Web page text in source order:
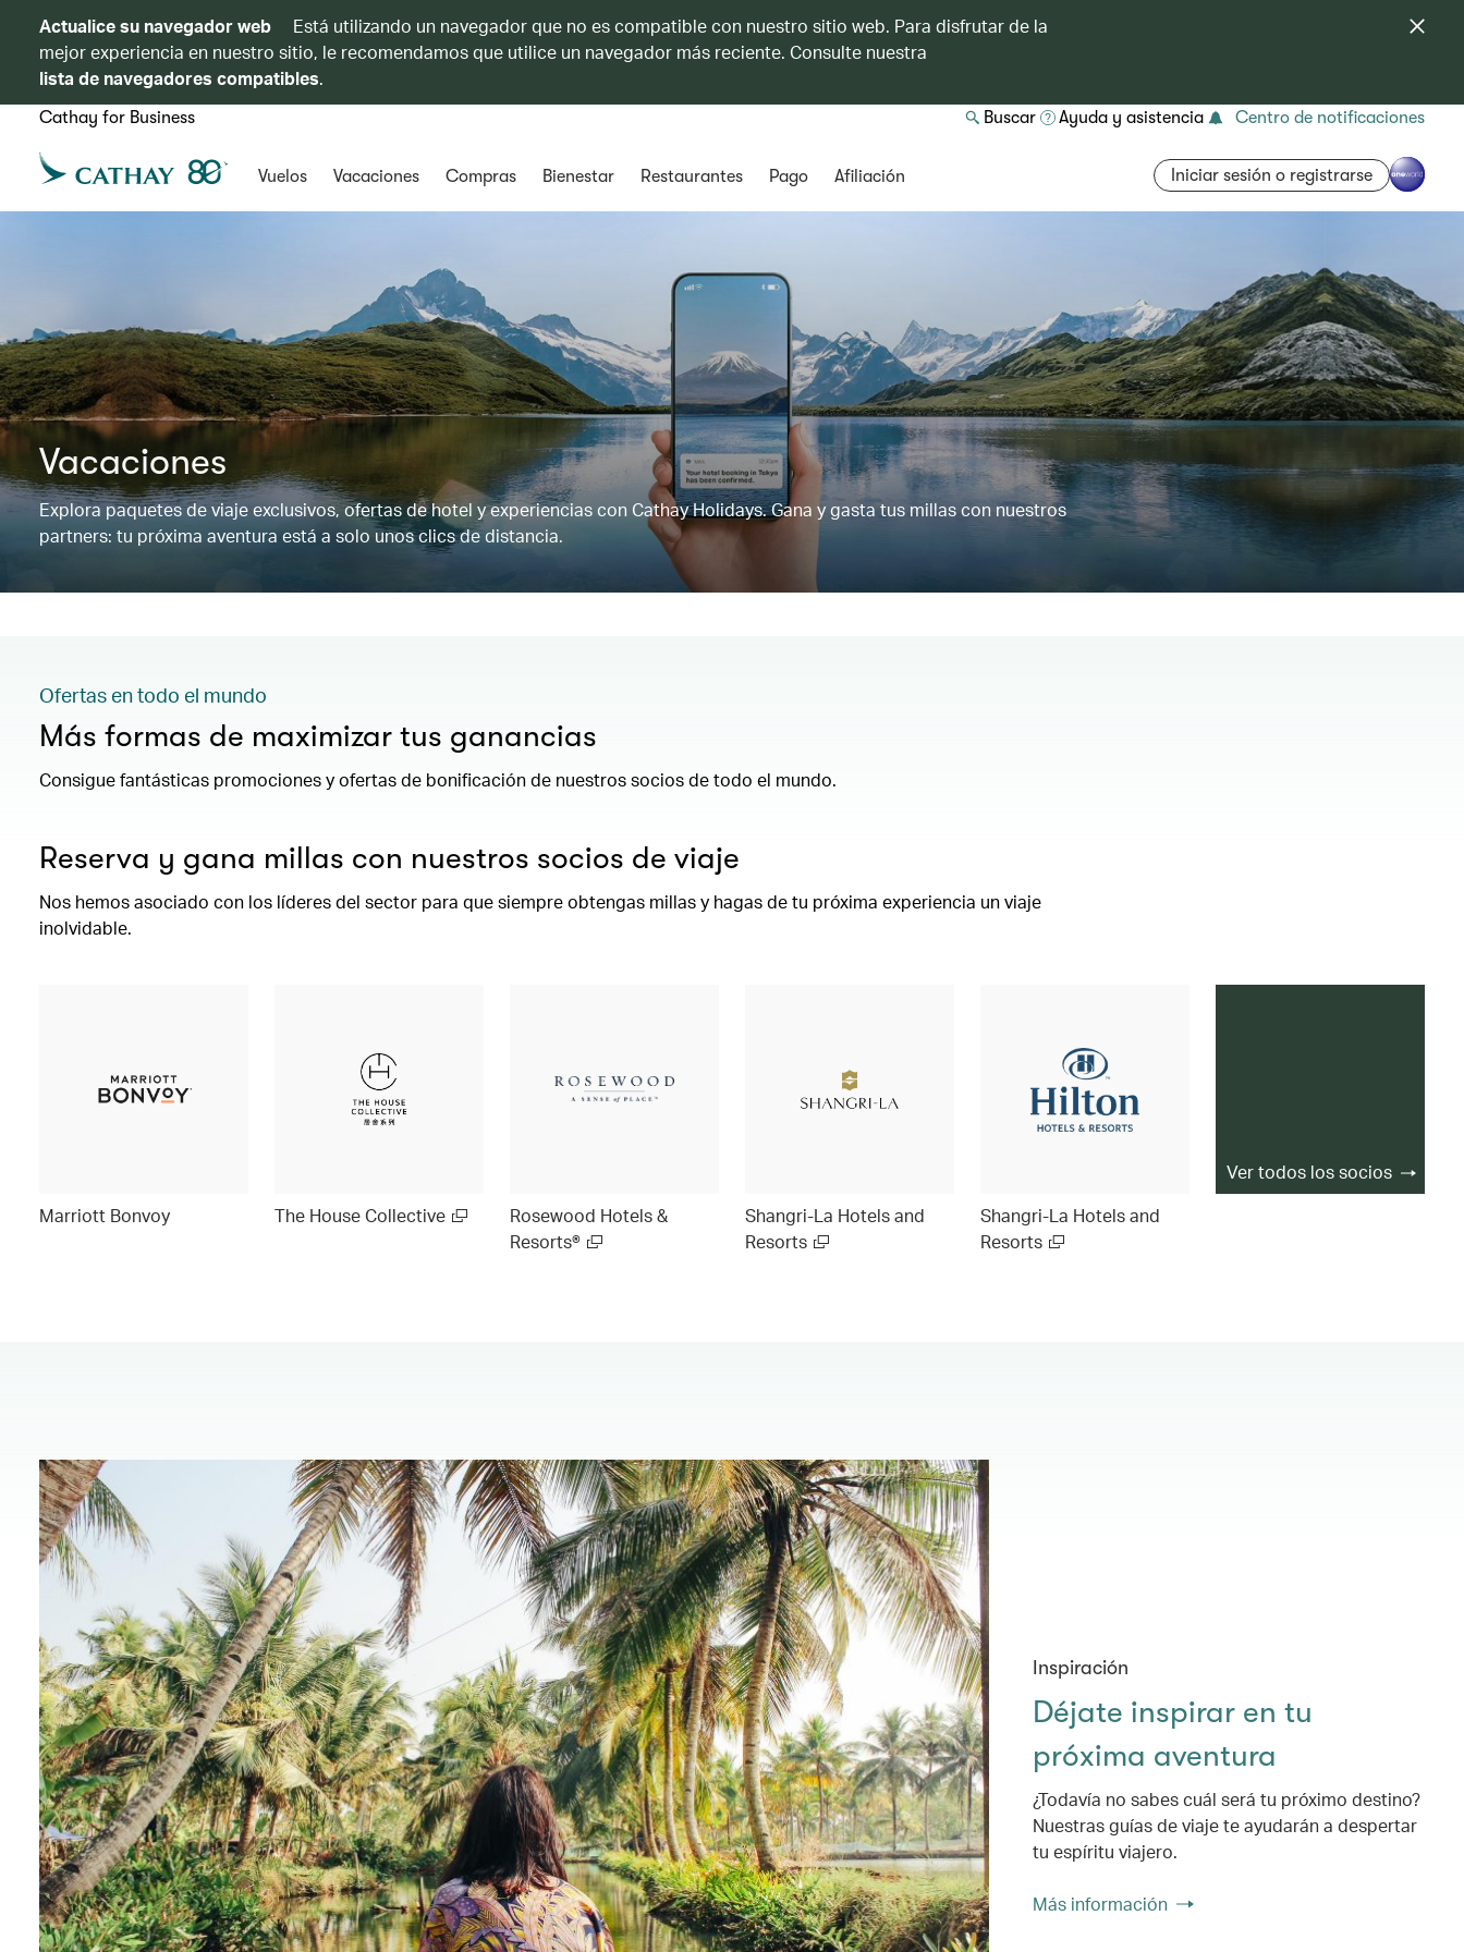
Actualice su navegador web
Está utilizando un navegador que no es compatible con nuestro sitio web. Para disfrutar de la
mejor experiencia en nuestro sitio, le recomendamos que utilice un navegador más reciente. Consulte nuestra
lista de navegadores compatibles.
Cathay for Business Buscar Ayuda y asistencia Centro de notificaciones
Vuelos Vacaciones Compras Bienestar Restaurantes Pago Afiliación Iniciar sesión o registrarse
Vacaciones
Explora paquetes de viaje exclusivos, ofertas de hotel y experiencias con Cathay Holidays. Gana y gasta tus millas con nuestros
partners: tu próxima aventura está a solo unos clics de distancia.
Ofertas en todo el mundo
Más formas de maximizar tus ganancias
Consigue fantásticas promociones y ofertas de bonificación de nuestros socios de todo el mundo.
Reserva y gana millas con nuestros socios de viaje
Nos hemos asociado con los líderes del sector para que siempre obtengas millas y hagas de tu próxima experiencia un viaje
inolvidable.
Marriott Bonvoy The House Collective
Rosewood Hotels &
Resorts®
Shangri-La Hotels and
Resorts
Shangri-La Hotels and
Resorts
Ver todos los socios
Inspiración
Déjate inspirar en tu
próxima aventura
¿Todavía no sabes cuál será tu próximo destino?
Nuestras guías de viaje te ayudarán a despertar
tu espíritu viajero.
Más información